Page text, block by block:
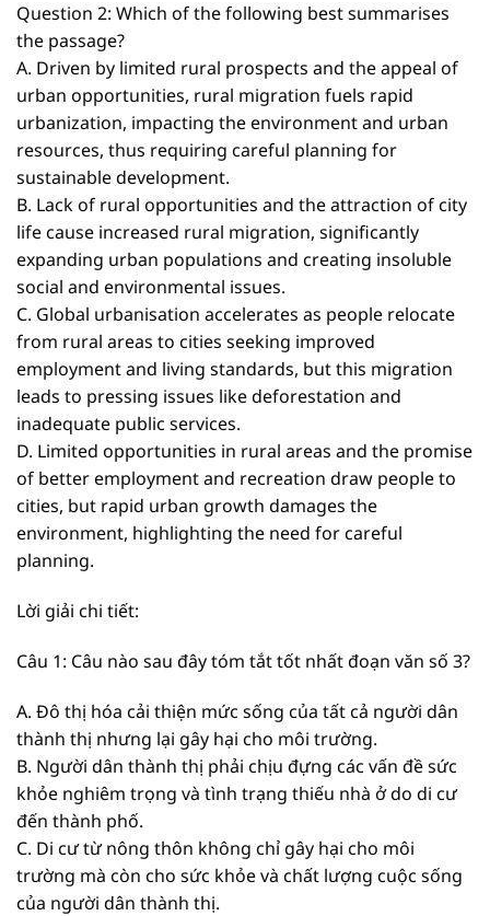
Question 2: Which of the following best summarises
the passage?
A. Driven by limited rural prospects and the appeal of
urban opportunities, rural migration fuels rapid
urbanization, impacting the environment and urban
resources, thus requiring careful planning for
sustainable development.
B. Lack of rural opportunities and the attraction of city
life cause increased rural migration, significantly
expanding urban populations and creating insoluble
social and environmental issues.
C. Global urbanisation accelerates as people relocate
from rural areas to cities seeking improved
employment and living standards, but this migration
leads to pressing issues like deforestation and
inadequate public services.
D. Limited opportunities in rural areas and the promise
of better employment and recreation draw people to
cities, but rapid urban growth damages the
environment, highlighting the need for careful
planning.
Lời giải chi tiết:
Câu 1: Câu nào sau đây tóm tắt tốt nhất đoạn văn số 3?
A. Đô thị hóa cải thiện mức sống của tất cả người dân
thành thị nhưng lại gây hại cho môi trường.
B. Người dân thành thị phải chịu đựng các vấn đề sức
khỏe nghiêm trọng và tình trạng thiếu nhà ở do di cư
đến thành phố.
C. Di cư từ nông thôn không chỉ gây hại cho môi
trường mà còn cho sức khỏe và chất lượng cuộc sống
của người dân thành thị.